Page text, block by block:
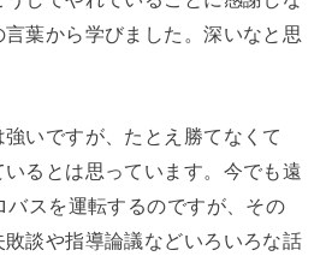
葉から学びました。深いなと思
いですが、たとえ勝てなくて
るとは思っています。今でも遠
バスを運転するのですが、その
談や指導論議などいろいろな話